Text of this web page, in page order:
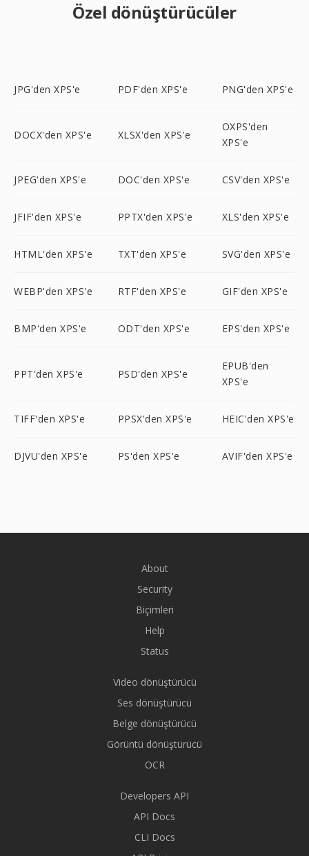
Özel dönüştürücüler
JPG'den XPS'e PDF'den XPS'e PNG'den XPS'e
DOCX'den XPS'e XLSX'den XPS'e
OXPS'den
XPS'e
JPEG'den XPS'e DOC'den XPS'e CSV'den XPS'e
JFIF'den XPS'e PPTX'den XPS'e XLS'den XPS'e
HTML'den XPS'e TXT'den XPS'e SVG'den XPS'e
WEBP'den XPS'e RTF'den XPS'e GIF'den XPS'e
BMP'den XPS'e ODT'den XPS'e EPS'den XPS'e
PPT'den XPS'e PSD'den XPS'e
EPUB'den
XPS'e
TIFF'den XPS'e PPSX'den XPS'e HEIC'den XPS'e
DJVU'den XPS'e PS'den XPS'e AVIF'den XPS'e
About
Security
Biçimleri
Help
Status
Video dönüştürücü
Ses dönüştürücü
Belge dönüştürücü
Görüntü dönüştürücü
OCR
Developers API
API Docs
CLI Docs